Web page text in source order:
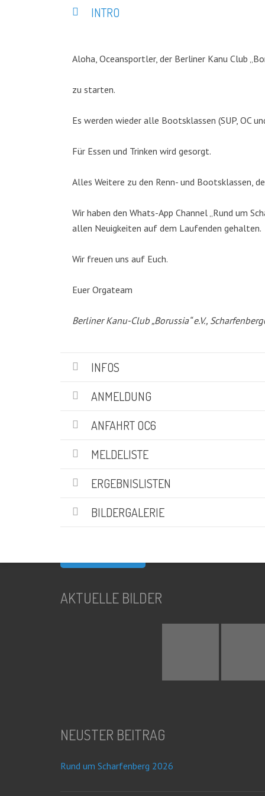
INTRO
Aloha, Oceansportler, der Berliner Kanu Club
zu starten.
Es werden wieder alle Bootsklassen (SUP, OC
Für Essen und Trinken wird gesorgt.
Alles Weitere zu den Renn- und Bootsklassen,
Wir haben den Whats-App Channel „Rund um
allen Neuigkeiten auf dem Laufenden gehalten.
Wir freuen uns auf Euch.
Euer Orgateam
Berliner Kanu-Club „Borussia“ e.V.,
INFOS
ANMELDUNG
ANFAHRT OC6
MELDELISTE
ERGEBNISLISTEN
BILDERGALERIE
KATEGORIEN
Abteilungen (5)
Kanadier(6)
Kanu-Rennsport
Kids – Teens (10)
Social Marketing(1)
Wir über uns (19)
SUCHE
Suchen
AKTUELLE BILDER
NEUSTER BEITRAG
Rund um Scharfenberg 2026